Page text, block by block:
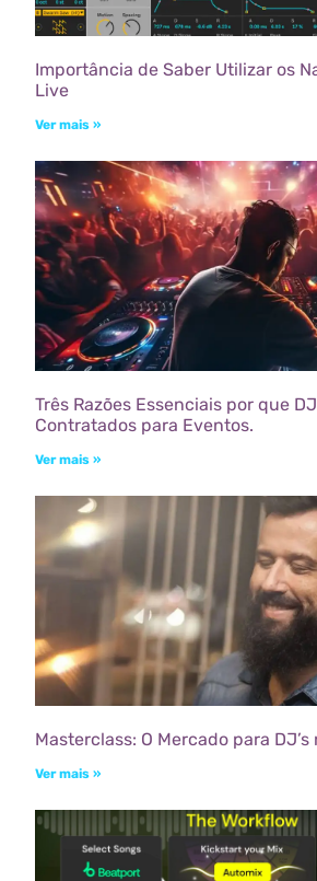
Importância de Saber Utilizar os
Live
Ver mais »
Três Razões Essenciais por que
Contratados para Eventos.
Ver mais »
Masterclass: O Mercado para DJ’s
Ver mais »